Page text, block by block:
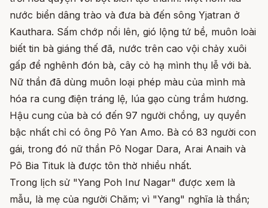
nước biển dâng trào và đưa bà đến sông Yjatran ở
Kauthara. Sấm chớp nổi lên, gió lộng tứ bề, muôn loài
biết tin bà giáng thế đã, nước trên cao vội chảy xuôi
gấp để nghênh đón bà, cây cỏ hạ mình thụ lễ với bà.
Nữ thần đã dùng muôn loại phép màu của mình mà
hóa ra cung điện tráng lệ, lúa gạo cùng trầm hương.
Hậu cung của bà có đến 97 người chồng, uy quyền
bậc nhất chỉ có ông Pô Yan Amo. Bà có 83 người con
gái, trong đó nữ thần Pô Nogar Dara, Arai Anaih và
Pô Bia Tituk là được tôn thờ nhiều nhất.
Trong lịch sử "Yang Poh Inư Nagar" được xem là
mẫu, là mẹ của người Chăm; vì "Yang" nghĩa là thần;